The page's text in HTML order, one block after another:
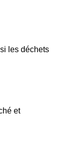
les déchets
et